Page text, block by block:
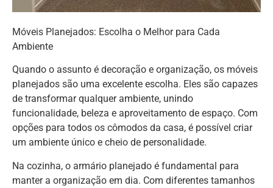
Móveis Planejados: Escolha o Melhor para Cada
Ambiente
Quando o assunto é decoração e organização, os móveis
planejados são uma excelente escolha. Eles são capazes
de transformar qualquer ambiente, unindo
funcionalidade, beleza e aproveitamento de espaço. Com
opções para todos os cômodos da casa, é possível criar
um ambiente único e cheio de personalidade.
Na cozinha, o armário planejado é fundamental para
manter a organização em dia. Com diferentes tamanhos